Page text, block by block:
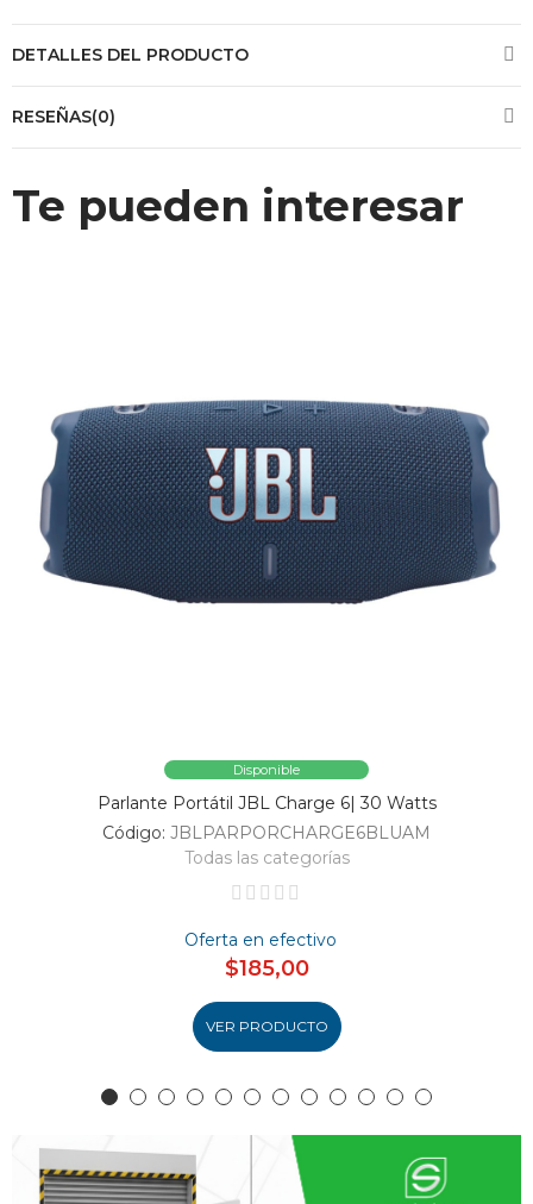
DETALLES DEL PRODUCTO
RESEÑAS(0)
Te pueden interesar
Disponible
Parlante Portátil JBL Charge 6| 30 Watts
Código: JBLPARPORCHARGE6BLUAM
Todas las categorías
Oferta en efectivo
$185,00
VER PRODUCTO